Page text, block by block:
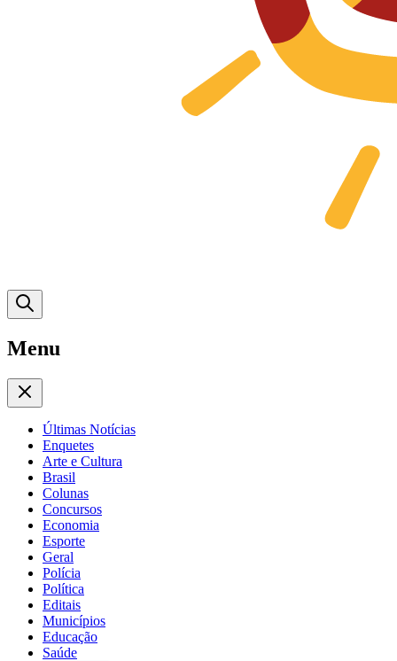
Menu
Últimas Notícias
Enquetes
Arte e Cultura
Brasil
Colunas
Concursos
Economia
Esporte
Geral
Polícia
Política
Editais
Municípios
Educação
Saúde